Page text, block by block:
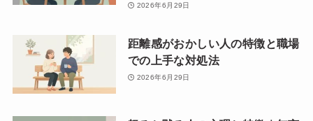
2026年6月29日
距離感がおかしい人の特徴と職場
での上手な対処法
2026年6月29日